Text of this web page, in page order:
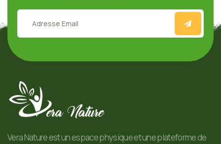
Vera Nature est un espace physique et une plateforme de